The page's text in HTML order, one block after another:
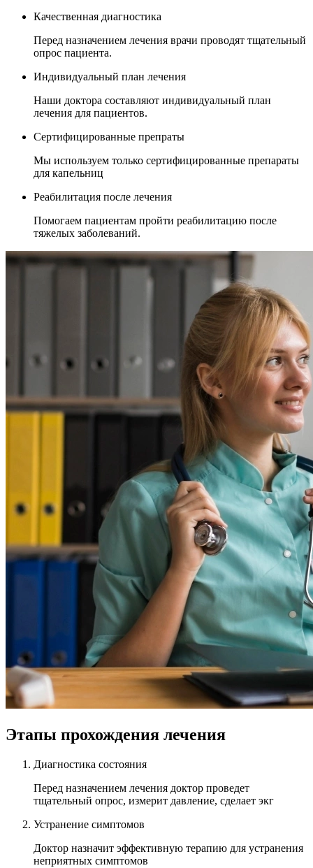
Качественная диагностика
Перед назначением лечения врачи проводят тщательный
опрос пациента.
Индивидуальный план лечения
Наши доктора составляют индивидуальный план
лечения для пациентов.
Сертифицированные препраты
Мы используем только сертифицированные препараты
для капельниц
Реабилитация после лечения
Помогаем пациентам пройти реабилитацию после
тяжелых заболеваний.
Этапы прохождения лечения
Диагностика состояния
Перед назначением лечения доктор проведет
тщательный опрос, измерит давление, сделает экг
Устранение симптомов
Доктор назначит эффективную терапию для устранения
неприятных симптомов